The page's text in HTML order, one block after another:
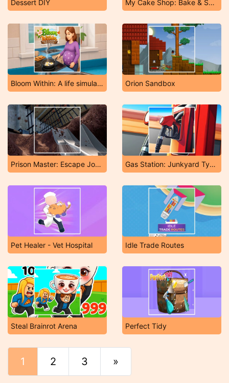
Dessert DIY My Cake Shop: Bake & Serve
Bloom Within: A life simulator Orion Sandbox
Prison Master: Escape Journey Gas Station: Junkyard Tycoon
Pet Healer - Vet Hospital Idle Trade Routes
Steal Brainrot Arena Perfect Tidy
1 2 3 »